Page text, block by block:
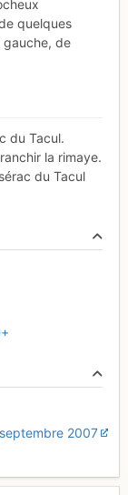
quelques
gauche, de
du Tacul.
la rimaye.
du Tacul
septembre 2007